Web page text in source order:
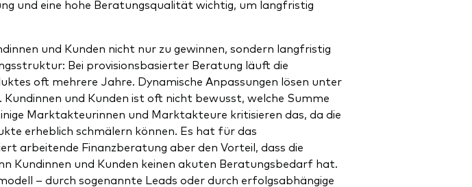
und eine hohe Beratungsqualität wichtig, um langfristig
und Kunden nicht nur zu gewinnen, sondern langfristig
Bei provisionsbasierter Beratung läuft die
oft mehrere Jahre. Dynamische Anpassungen lösen unter
Kundinnen und Kunden ist oft nicht bewusst, welche Summe
Marktakteurinnen und Marktakteure kritisieren das, da die
erheblich schmälern können. Es hat für das
arbeitende Finanzberatung aber den Vorteil, dass die
Kundinnen und Kunden keinen akuten Beratungsbedarf hat.
– durch sogenannte Leads oder durch erfolgsabhängige